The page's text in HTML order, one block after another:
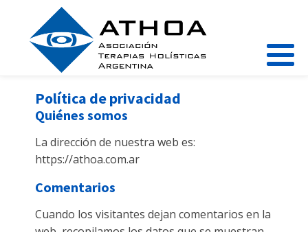
Política de privacidad
Quiénes somos
La dirección de nuestra web es:
https://athoa.com.ar
Comentarios
Cuando los visitantes dejan comentarios en la